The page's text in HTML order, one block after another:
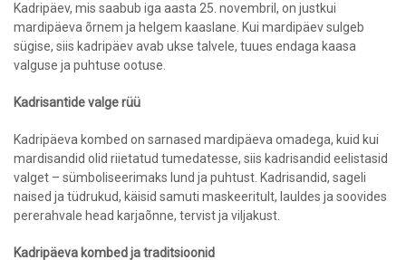
Kadripäev, mis saabub iga aasta 25. novembril, on justkui
mardipäeva õrnem ja helgem kaaslane. Kui mardipäev sulgeb
sügise, siis kadripäev avab ukse talvele, tuues endaga kaasa
valguse ja puhtuse ootuse.
Kadrisantide valge rüü
Kadripäeva kombed on sarnased mardipäeva omadega, kuid kui
mardisandid olid riietatud tumedatesse, siis kadrisandid eelistasid
valget – sümboliseerimaks lund ja puhtust. Kadrisandid, sageli
naised ja tüdrukud, käisid samuti maskeeritult, lauldes ja soovides
pererahvale head karjaõnne, tervist ja viljakust.
Kadripäeva kombed ja traditsioonid